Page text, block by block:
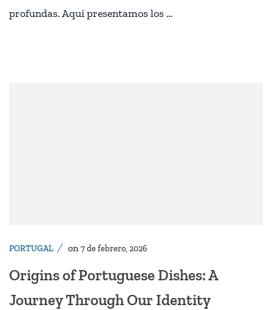
profundas. Aquí presentamos los …
PORTUGAL on 7 de febrero, 2026
Origins of Portuguese Dishes: A
Journey Through Our Identity